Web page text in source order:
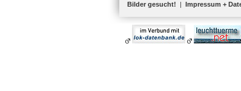
Bilder gesucht! | Impressum +